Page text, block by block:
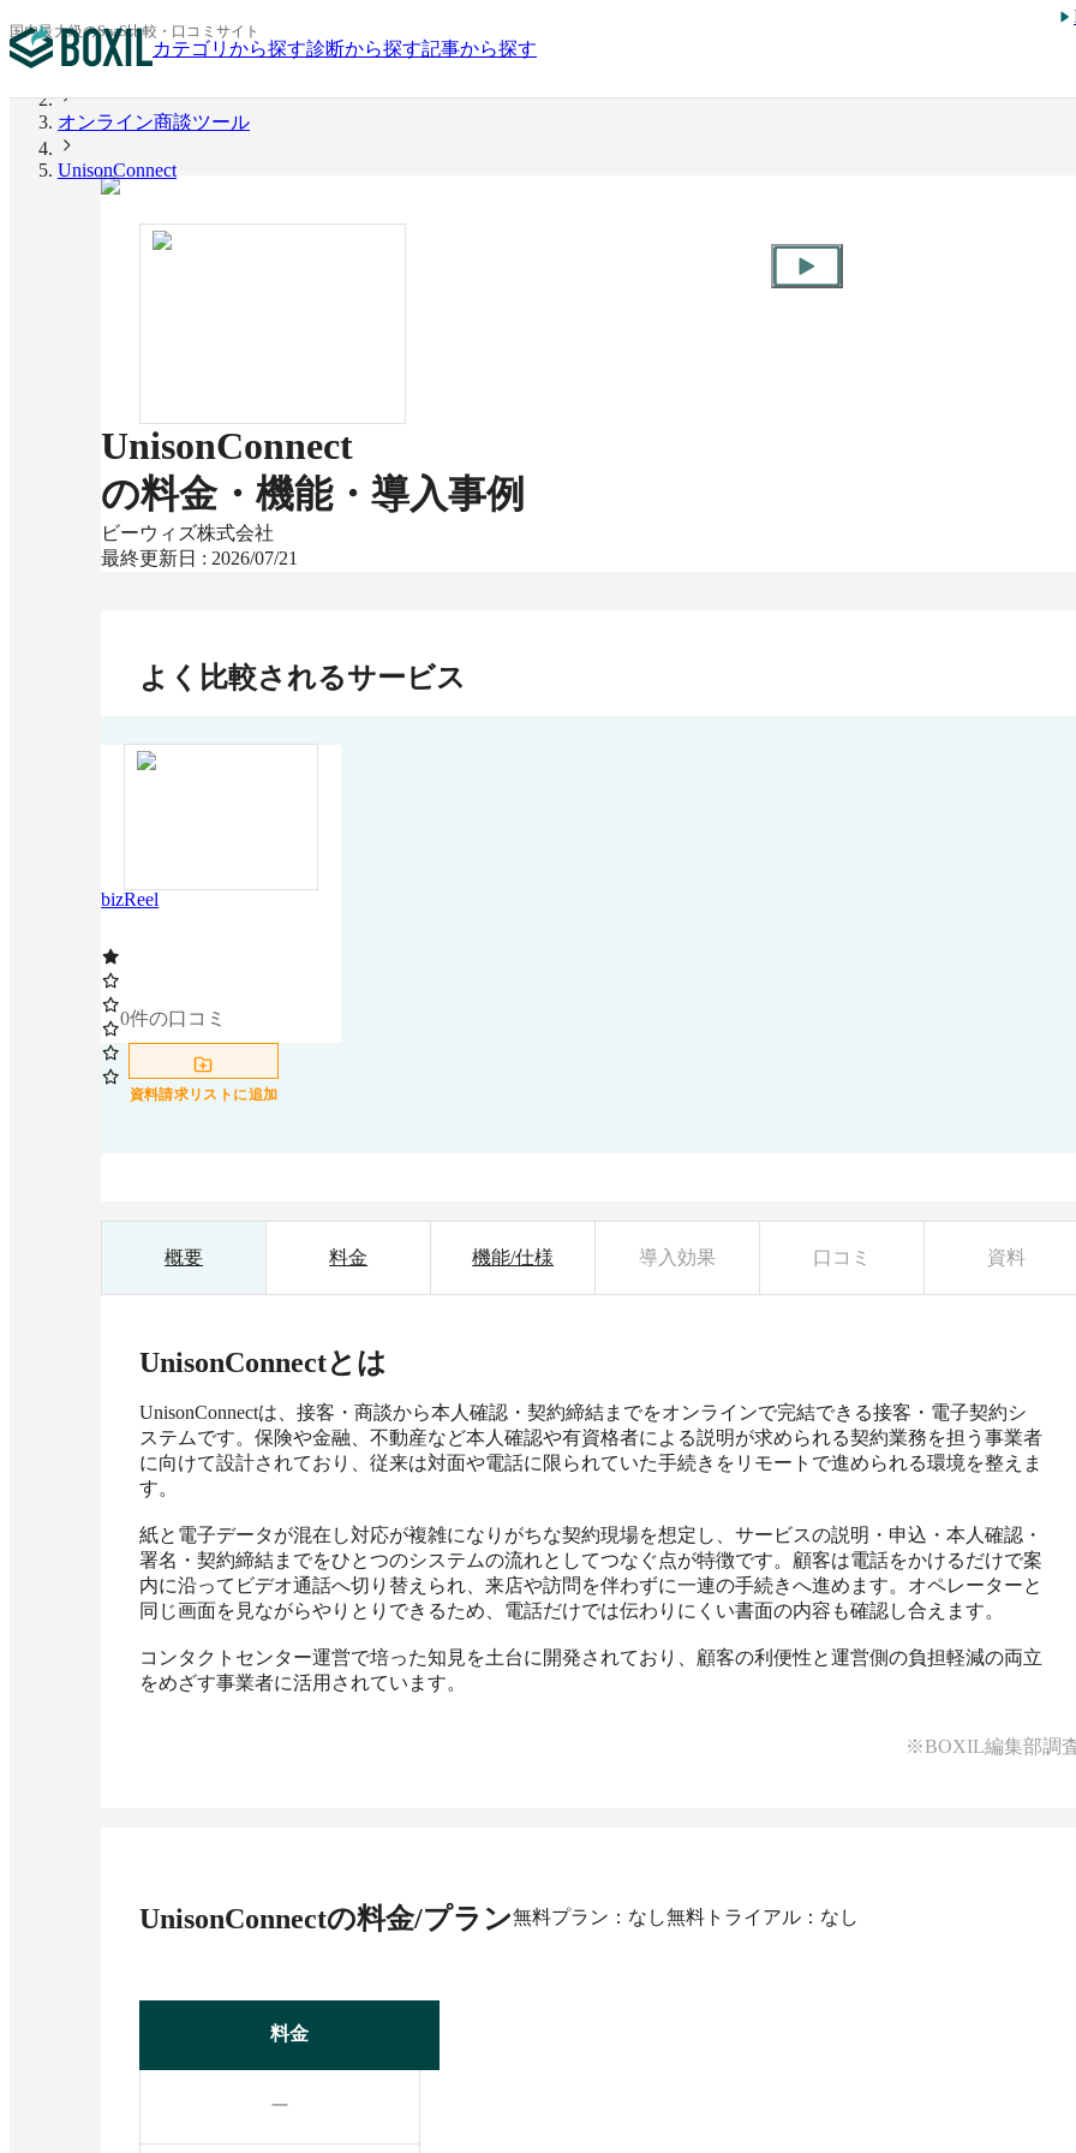
国内最大級のSaaS比較・口コミサイト
カテゴリから探す診断から探す記事から探す
オンライン商談ツール
UnisonConnect
UnisonConnect
の料金・機能・導入事例
ビーウィズ株式会社
最終更新日 : 2026/07/21
よく比較されるサービス
bizReel
0件の口コミ
資料請求リストに追加
概要 料金 機能/仕様 導入効果 口コミ 資料
UnisonConnectとは
UnisonConnectは、接客・商談から本人確認・契約締結までをオンラインで完結できる接客・電子契約シ
ステムです。保険や金融、不動産など本人確認や有資格者による説明が求められる契約業務を担う事業者
に向けて設計されており、従来は対面や電話に限られていた手続きをリモートで進められる環境を整えま
す。
紙と電子データが混在し対応が複雑になりがちな契約現場を想定し、サービスの説明・申込・本人確認・
署名・契約締結までをひとつのシステムの流れとしてつなぐ点が特徴です。顧客は電話をかけるだけで案
内に沿ってビデオ通話へ切り替えられ、来店や訪問を伴わずに一連の手続きへ進めます。オペレーターと
同じ画面を見ながらやりとりできるため、電話だけでは伝わりにくい書面の内容も確認し合えます。
コンタクトセンター運営で培った知見を土台に開発されており、顧客の利便性と運営側の負担軽減の両立
をめざす事業者に活用されています。
※BOXIL編集部調
UnisonConnectの料金/プラン無料プラン：なし無料トライアル：なし
料金
ー